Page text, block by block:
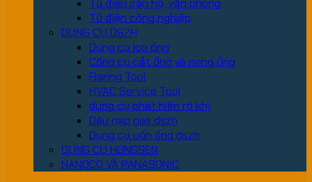
Tủ điện căn hộ, văn phòng
Tủ điện công nghiệp
DỤNG CỤ DSZH
Dụng cụ loe ống
Công cụ cắt ống và nong ống
Flaring Tool
HVAC Service Tool
dung cụ phát hiện rò khí
Dây nạp gas dszh
Dụng cụ uốn ống dszh
DỤNG CỤ HONGSEN
NANOCO VÀ PANASONIC